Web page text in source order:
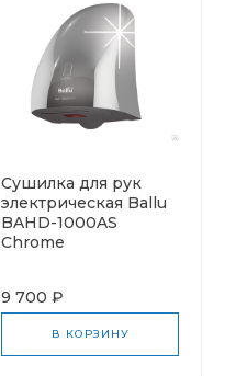
Cушилка для рук
электрическая Ballu
BAHD-1000AS
Chrome
9 700 ₽
В КОРЗИНУ